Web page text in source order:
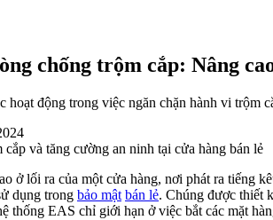
chống trộm cắp: Nâng
động trong việc ngăn chặn hành vi trộm
ở lối ra của một cửa hàng, nơi phát ra tiếng
dụng trong bảo mật bán lẻ. Chúng được thiết
thống EAS chỉ giới hạn ở việc bắt các mặt